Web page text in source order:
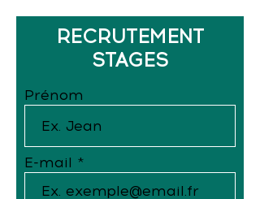
RECRUTEMENT
STAGES
Prénom
E-mail